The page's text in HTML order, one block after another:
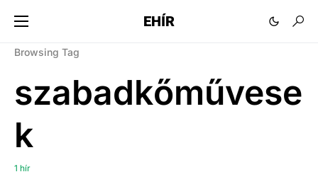
EHÍR
Browsing Tag
szabadkőművese
k
1 hír